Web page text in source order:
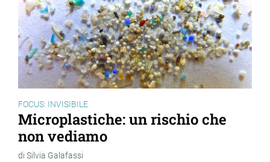
FOCUS: INVISIBILE
Microplastiche: un rischio che
non vediamo
Silvia Galafassi